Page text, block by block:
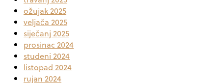
ožujak 2025
veljača 2025
siječanj 2025
prosinac 2024
studeni 2024
listopad 2024
rujan 2024